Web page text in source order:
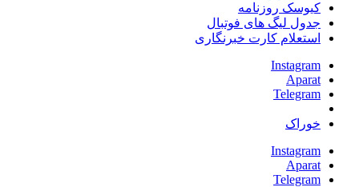
کیوسک روزنامه
جدول لیگ های فوتبال
استعلام کارت خبرنگاری
Instagram
Aparat
Telegram
خوراک
Instagram
Aparat
Telegram